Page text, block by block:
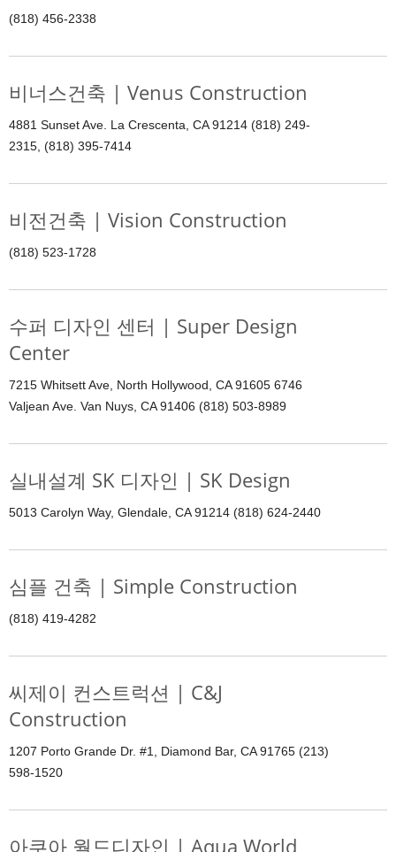
(818) 456-2338
비너스건축 | Venus Construction
4881 Sunset Ave. La Crescenta, CA 91214 (818) 249-
2315, (818) 395-7414
비전건축 | Vision Construction
(818) 523-1728
수퍼 디자인 센터 | Super Design
Center
7215 Whitsett Ave, North Hollywood, CA 91605 6746
Valjean Ave. Van Nuys, CA 91406 (818) 503-8989
실내설계 SK 디자인 | SK Design
5013 Carolyn Way, Glendale, CA 91214 (818) 624-2440
심플 건축 | Simple Construction
(818) 419-4282
씨제이 컨스트럭션 | C&J
Construction
1207 Porto Grande Dr. #1, Diamond Bar, CA 91765 (213)
598-1520
아쿠아 월드디자인 | Aqua World